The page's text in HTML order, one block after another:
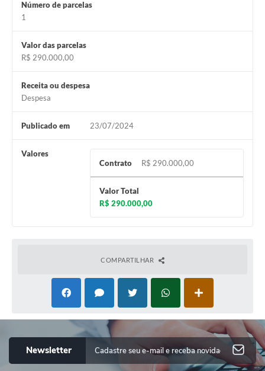
Número de parcelas
1
Valor das parcelas
R$ 290.000,00
Receita ou despesa
Despesa
Publicado em 23/07/2024
Valores
Contrato
R$ 290.000,00
Valor Total
R$ 290.000,00
COMPARTILHAR
Newsletter